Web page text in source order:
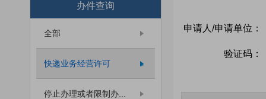
办件查询
全部
快递业务经营许可
停止办理或者限制办...
申请人/申请单位：
验证码：